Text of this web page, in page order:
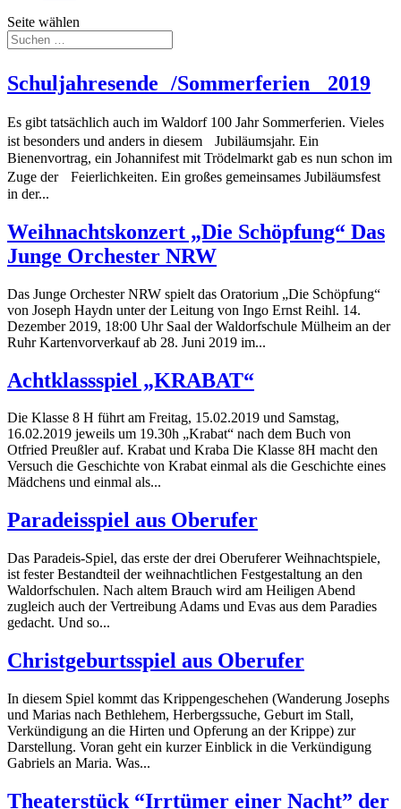
Seite wählen
Schuljahresende /Sommerferien 2019
Es gibt tatsächlich auch im Waldorf 100 Jahr Sommerferien. Vieles
ist besonders und anders in diesem Jubiläumsjahr. Ein
Bienenvortrag, ein Johannifest mit Trödelmarkt gab es nun schon im
Zuge der Feierlichkeiten. Ein großes gemeinsames Jubiläumsfest
in der...
Weihnachtskonzert „Die Schöpfung“ Das
Junge Orchester NRW
Das Junge Orchester NRW spielt das Oratorium „Die Schöpfung“
von Joseph Haydn unter der Leitung von Ingo Ernst Reihl. 14.
Dezember 2019, 18:00 Uhr Saal der Waldorfschule Mülheim an der
Ruhr Kartenvorverkauf ab 28. Juni 2019 im...
Achtklassspiel „KRABAT“
Die Klasse 8 H führt am Freitag, 15.02.2019 und Samstag,
16.02.2019 jeweils um 19.30h „Krabat“ nach dem Buch von
Otfried Preußler auf. Krabat und Kraba Die Klasse 8H macht den
Versuch die Geschichte von Krabat einmal als die Geschichte eines
Mädchens und einmal als...
Paradeisspiel aus Oberufer
Das Paradeis-Spiel, das erste der drei Oberuferer Weihnachtspiele,
ist fester Bestandteil der weihnachtlichen Festgestaltung an den
Waldorfschulen. Nach altem Brauch wird am Heiligen Abend
zugleich auch der Vertreibung Adams und Evas aus dem Paradies
gedacht. Und so...
Christgeburtsspiel aus Oberufer
In diesem Spiel kommt das Krippengeschehen (Wanderung Josephs
und Marias nach Bethlehem, Herbergssuche, Geburt im Stall,
Verkündigung an die Hirten und Opferung an der Krippe) zur
Darstellung. Voran geht ein kurzer Einblick in die Verkündigung
Gabriels an Maria. Was...
Theaterstück “Irrtümer einer Nacht” der